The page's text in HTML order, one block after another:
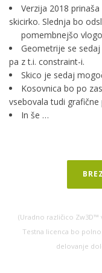
Verzija 2018
skicirko. Slednja bo
pomembnejšo
Geometrije se
pa z t.i. constraint-i.
Skico je sedaj
Kosovnica bo po
vsebovala tudi
In še …
(Uradno različico Zw3D™
Testna licenca bo
delovanje